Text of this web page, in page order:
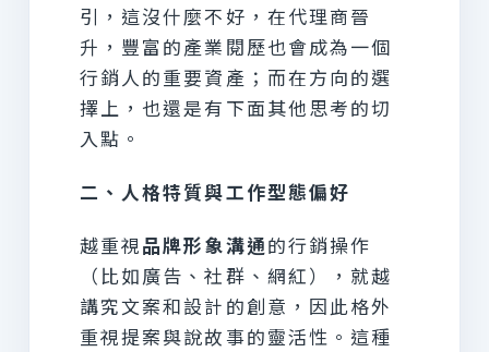
引，這沒什麼不好，在代理商晉
升，豐富的產業閱歷也會成為一個
行銷人的重要資產；而在方向的選
擇上，也還是有下面其他思考的切
入點。
二、人格特質與工作型態偏好
越重視品牌形象溝通的行銷操作
（比如廣告、社群、網紅），就越
講究文案和設計的創意，因此格外
重視提案與說故事的靈活性。這種